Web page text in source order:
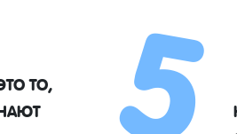
ТО,